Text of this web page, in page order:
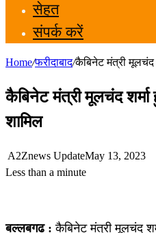
सेहत
संपर्क करें
Home/फरीदाबाद/कैबिनेट मंत्री मूलचंद
कैबिनेट मंत्री मूलचंद
शामिल
A2Znews UpdateMay 13, 2023
Less than a minute
बल्लबगढ : कैबिनेट मंत्री मूलचंद